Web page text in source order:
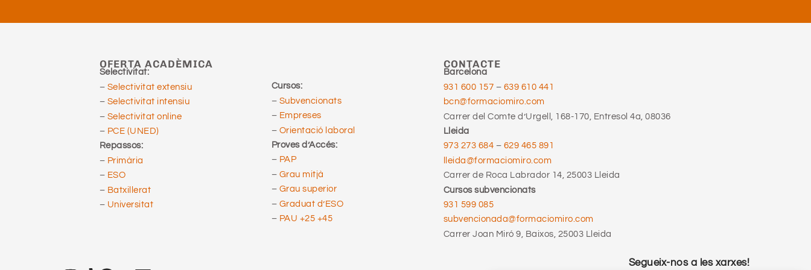
OFERTA ACADÈMICA
Selectivitat:
– Selectivitat extensiu
– Selectivitat intensiu
– Selectivitat online
– PCE (UNED)
Repassos:
– Primària
– ESO
– Batxillerat
– Universitat
Cursos:
– Subvencionats
– Empreses
– Orientació laboral
Proves d’Accés:
– PAP
– Grau mitjà
– Grau superior
– Graduat d’ESO
– PAU +25 +45
CONTACTE
Barcelona
931 600 157 – 639 610 441
bcn@formaciomiro.com
Carrer del Comte d’Urgell, 168-170, Entresol 4a, 08036
Lleida
973 273 684 – 629 465 891
lleida@formaciomiro.com
Carrer de Roca Labrador 14, 25003 Lleida
Cursos subvencionats
931 599 085
subvencionada@formaciomiro.com
Carrer Joan Miró 9, Baixos, 25003 Lleida
Segueix-nos a les xarxes!